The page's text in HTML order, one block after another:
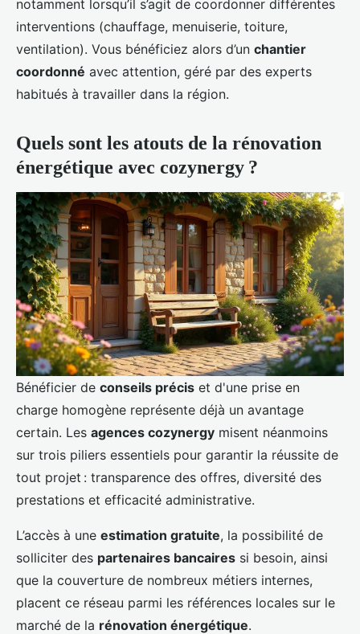
notamment lorsqu’il s’agit de coordonner différentes
interventions (chauffage, menuiserie, toiture,
ventilation). Vous bénéficiez alors d’un chantier
coordonné avec attention, géré par des experts
habitués à travailler dans la région.
Quels sont les atouts de la rénovation
énergétique avec cozynergy ?
Bénéficier de conseils précis et d'une prise en
charge homogène représente déjà un avantage
certain. Les agences cozynergy misent néanmoins
sur trois piliers essentiels pour garantir la réussite de
tout projet : transparence des offres, diversité des
prestations et efficacité administrative.
L’accès à une estimation gratuite, la possibilité de
solliciter des partenaires bancaires si besoin, ainsi
que la couverture de nombreux métiers internes,
placent ce réseau parmi les références locales sur le
marché de la rénovation énergétique.